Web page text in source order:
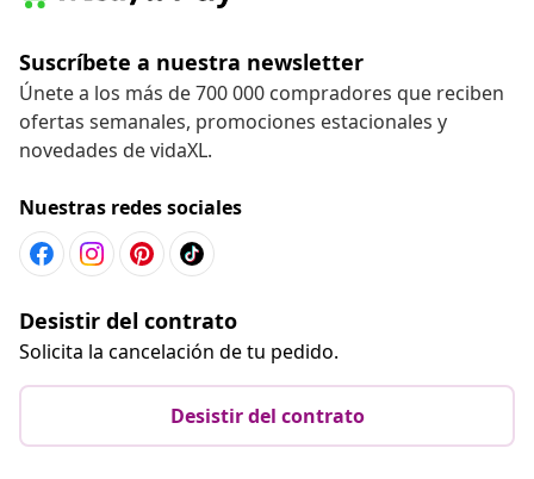
Solicita la cancelación de tu pedido.
Desistir del contrato
Servicio al Cliente
Empresas
vidaXL
Descubre mas